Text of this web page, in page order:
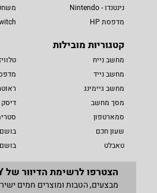
נינטנדו - Nintendo
מדפסת HP
קטגוריות מובילות
מחשב נייח
מחשב נייד
מחשב גיימינג
מסך מחשב
סמארטפון
שעון חכם
טאבלט
דיסק
הצטרפו לרשימת הדיוור של IVORY
מבצעים, הטבות ומוצרים חמים